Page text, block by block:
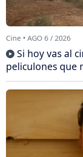
Cine • AGO 6 / 2026
Si hoy vas al
peliculones que